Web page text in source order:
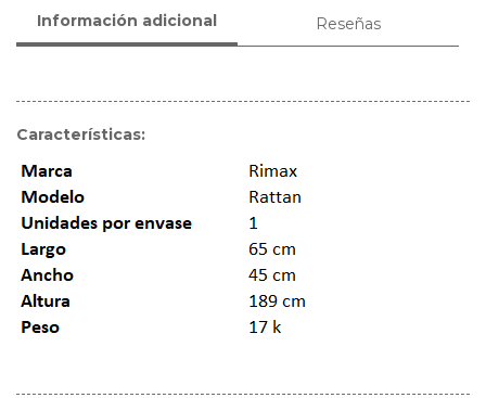
Información adicional Reseñas
Características: